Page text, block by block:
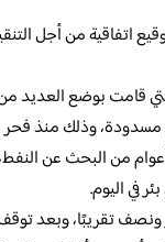
اتفاقية من أجل
قامت بوضع العديد
وذلك منذ فحر
في اليوم.
تقريبًا، وبعد